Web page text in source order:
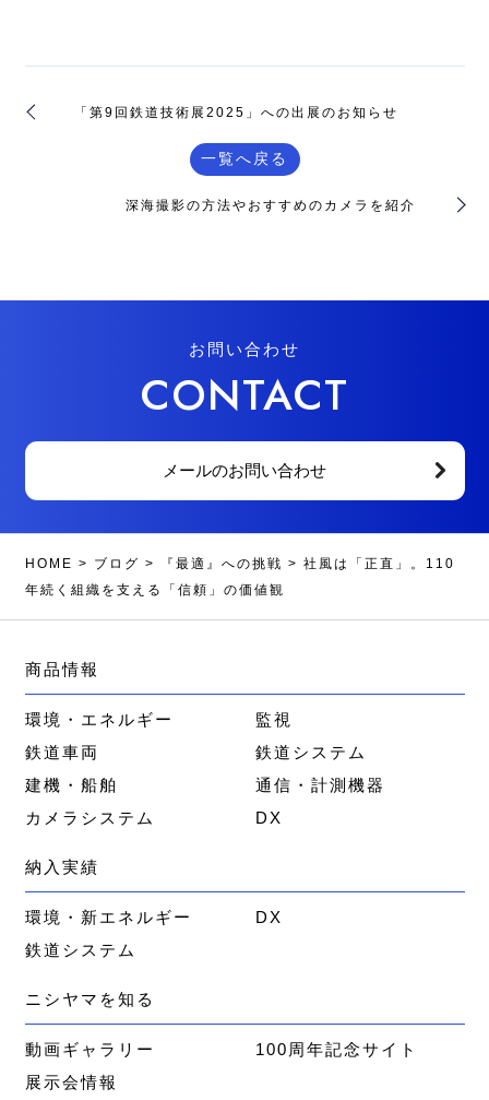
「第9回鉄道技術展2025」への出展のお知らせ
一覧へ戻る
深海撮影の方法やおすすめのカメラを紹介
お問い合わせ
CONTACT
メールのお問い合わせ
HOME > ブログ > 『最適』への挑戦 > 社風は「正直」。110
年続く組織を支える「信頼」の価値観
商品情報
環境・エネルギー
監視
鉄道車両
鉄道システム
建機・船舶
通信・計測機器
カメラシステム
DX
納入実績
環境・新エネルギー
DX
鉄道システム
ニシヤマを知る
動画ギャラリー
100周年記念サイト
展示会情報